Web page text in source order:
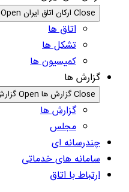
Close ارکان اتاق ایران Open ارکان اتاق ایران
اتاق ها
تشکل ها
کمیسیون ها
گزارش ها
Close گزارش ها Open گزارش ها
گزارش ها
مجلس
چندرسانه ای
سامانه های خدماتی
ارتباط با اتاق